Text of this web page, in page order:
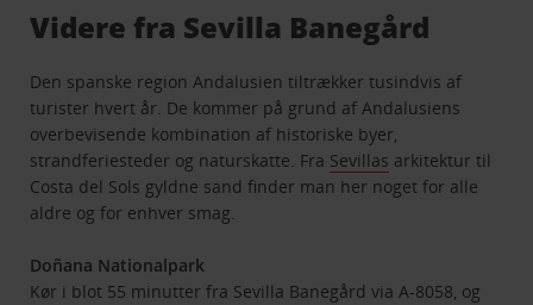
Videre fra Sevilla Banegård
Den spanske region Andalusien tiltrækker tusindvis af
turister hvert år. De kommer på grund af Andalusiens
overbevisende kombination af historiske byer,
strandferiesteder og naturskatte. Fra Sevillas arkitektur til
Costa del Sols gyldne sand finder man her noget for alle
aldre og for enhver smag.
Doñana Nationalpark
Kør i blot 55 minutter fra Sevilla Banegård via A-8058, og